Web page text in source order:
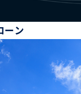
ーン